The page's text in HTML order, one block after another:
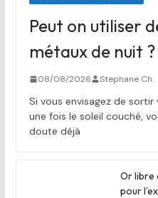
Peut on utiliser
métaux de nuit ?
08/08/2026 Stephane Ch.
Si vous envisagez de
une fois le soleil couché,
doute déjà
Or libre
pour